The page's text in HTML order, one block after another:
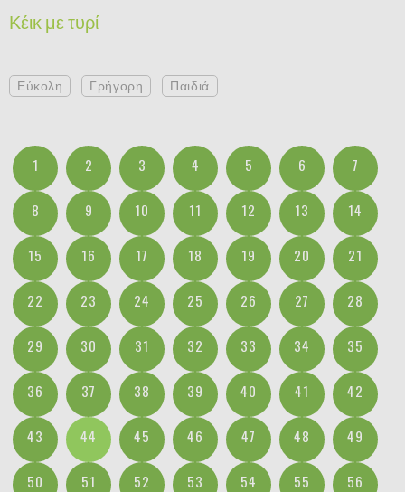
Κέικ με τυρί
Εύκολη Γρήγορη Παιδιά
1 2 3 4 5 6 7
8 9 10 11 12 13 14
15 16 17 18 19 20 21
22 23 24 25 26 27 28
29 30 31 32 33 34 35
36 37 38 39 40 41 42
43 44 45 46 47 48 49
50 51 52 53 54 55 56